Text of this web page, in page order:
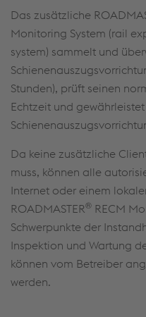
Das zusätzliche
Monitoring System (rail
system) sammelt und
Stunden), prüft seinen
Echtzeit und
Da keine zusätzliche
muss, können alle
Internet oder einem
ROADMASTER® RECM
Schwerpunkte der
Inspektion und Wartung
können vom Betreiber
werden.